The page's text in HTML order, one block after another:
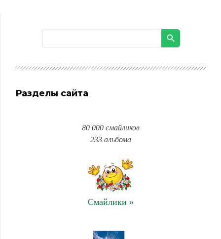
Разделы сайта
80 000 смайликов
233 альбома
Смайлики »